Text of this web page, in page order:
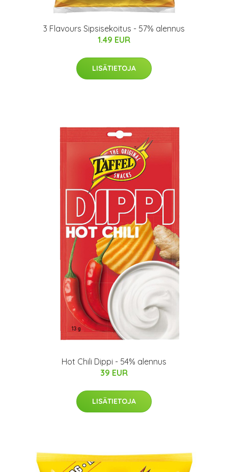
3 Flavours Sipsisekoitus - 57% alennus
1.49 EUR
LISÄTIETOJA
Hot Chili Dippi - 54% alennus
39 EUR
LISÄTIETOJA